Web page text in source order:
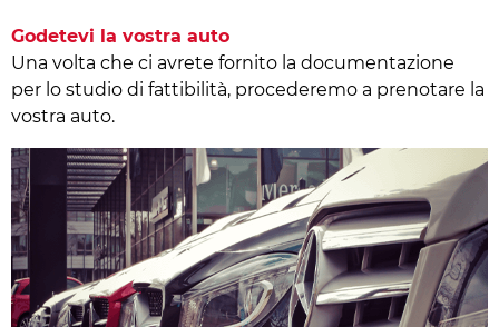
Godetevi la vostra auto
Una volta che ci avrete fornito la documentazione
per lo studio di fattibilità, procederemo a prenotare la
vostra auto.